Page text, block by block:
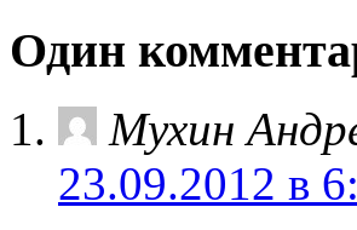
Один
Мухин
23.09.2012 в